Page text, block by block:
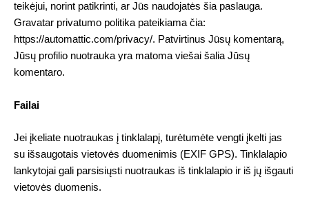
teikėjui, norint patikrinti, ar Jūs naudojatės šia paslauga.
Gravatar privatumo politika pateikiama čia:
https://automattic.com/privacy/. Patvirtinus Jūsų komentarą,
Jūsų profilio nuotrauka yra matoma viešai šalia Jūsų
komentaro.
Failai
Jei įkeliate nuotraukas į tinklalapį, turėtumėte vengti įkelti jas
su išsaugotais vietovės duomenimis (EXIF GPS). Tinklalapio
lankytojai gali parsisiųsti nuotraukas iš tinklalapio ir iš jų išgauti
vietovės duomenis.